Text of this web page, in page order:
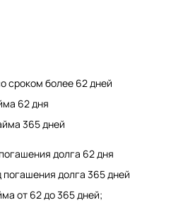
сроком более 62 дней
62 дня
365 дней
долга 62 дня
долга 365 дней
от 62 до 365 дней;